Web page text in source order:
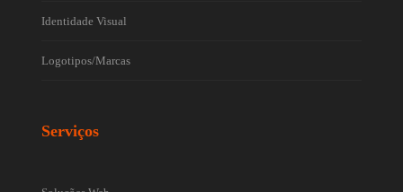
Identidade Visual
Logotipos/Marcas
Serviços